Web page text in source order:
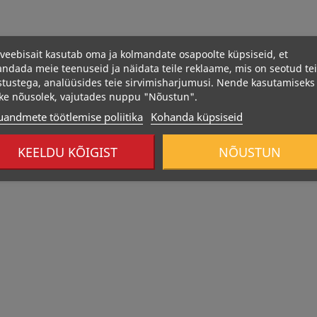
389 Kcal
kasutab oma ja kolmandate osapoolte küpsiseid, et
meie teenuseid ja näidata teile reklaame, mis on seotud
analüüsides teie sirvimisharjumusi. Nende kasutamiseks
nõusolek, vajutades nuppu "Nõustun".
töötlemise poliitika Kohanda küpsiseid
KEELDU KÕIGIST NÕUSTUN